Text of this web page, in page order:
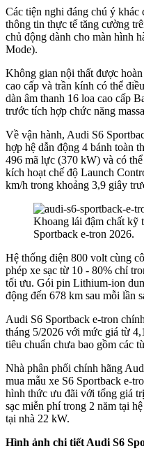
Các tiện nghi đáng chú ý khác
thông tin thực tế tăng cường
chủ động dành cho màn hình
Mode).
Không gian nội thất được
cao cấp và trần kính có thể
dàn âm thanh 16 loa cao cấp
trước tích hợp chức năng
Về vận hành, Audi S6
hợp hệ dẫn động 4 bánh toàn
496 mã lực (370 kW) và có
kích hoạt chế độ Launch
km/h trong khoảng 3,9 giây
Khoang lái đậm chất kỹ
Sportback e-tron 2026.
Hệ thống điện 800 volt cùng
phép xe sạc từ 10 - 80% chỉ
tối ưu. Gói pin Lithium-ion
động đến 678 km sau mỗi lần
Audi S6 Sportback e-tron
tháng 5/2026 với mức giá từ
tiêu chuẩn chưa bao gồm các
Nhà phân phối chính hãng
mua mẫu xe S6 Sportback e-
hình thức ưu đãi với tổng giá
sạc miễn phí trong 2 năm tại
tại nhà 22 kW.
Hình ảnh chi tiết Audi S6